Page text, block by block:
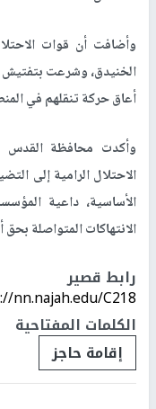
وأضافت أن قوات
الخنيدق، وشرعت بتفتيش
أعاق حركة تنقلهم في
وأكدت محافظة القدس
الاحتلال الرامية إلى
الأساسية، داعية
الانتهاكات المتواصلة بحق
رابط قصير
nn.najah.edu/C218/
الكلمات المفتاحية
إقامة حاجز